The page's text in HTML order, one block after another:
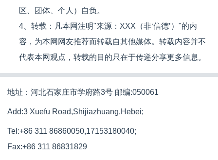
区、团体、个人）自负。
4、转载：凡本网注明"来源：XXX（非‘信德’）"的内
容，为本网网友推荐而转载自其他媒体。转载内容并不
代表本网观点，转载的目的只在于传递分享更多信息。
地址：河北石家庄市学府路3号 邮编:050061
Add:3 Xuefu Road,Shijiazhuang,Hebei;
Tel:+86 311 86860050,17153180040;
Fax:+86 311 86831829